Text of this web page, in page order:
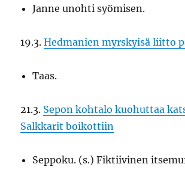
Janne unohti syömisen.
19.3.Hedmanien myrskyisä liitto
Taas.
21.3. Sepon kohtalo kuohuttaa
Salkkarit boikottiin
Seppoku. (s.) Fiktiivinen